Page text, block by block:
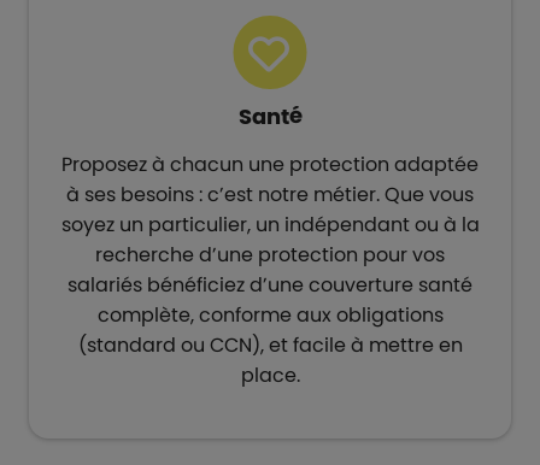
Santé
Proposez à chacun une protection adaptée
à ses besoins : c’est notre métier. Que vous
soyez un particulier, un indépendant ou à la
recherche d’une protection pour vos
salariés bénéficiez d’une couverture santé
complète, conforme aux obligations
(standard ou CCN), et facile à mettre en
place.​